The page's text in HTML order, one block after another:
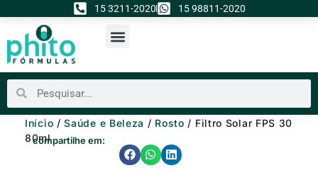
conteúdo
15 3211-2020 15 98811-2020
Pesquisar
Pesquisar
Início /Saúde e Beleza / Rosto / Filtro Solar FPS 30
80ml
compartilhe em: